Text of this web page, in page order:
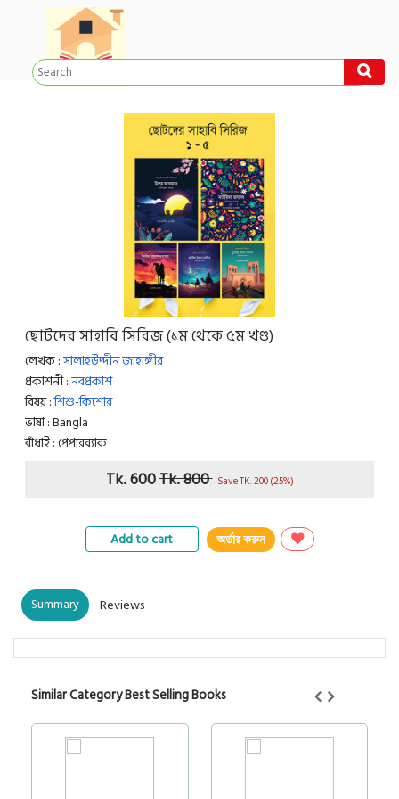
ছোটদের সাহাবি সিরিজ (১ম থেকে ৫ম খণ্ড)
লেখক :সালাহউদ্দীন জাহাঙ্গীর
প্রকাশনী :নবপ্রকাশ
বিষয় :শিশু-কিশোর
ভাষা : Bangla
বাঁধাই : পেপারব্যাক
Tk. 600Tk. 800 Save TK. 200 (25%)
Add to cart অর্ডার করুন
Summary Reviews
Similar Category Best Selling Books